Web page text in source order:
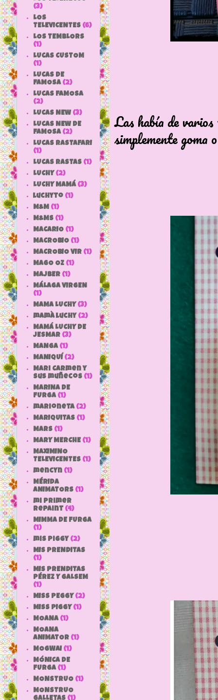
Las había de
simplemente goma
Una
(3)
LOS
TELEVICENTES (6)
LOS TEMBLORS
(1)
LUCAS CUSTOM
(1)
LUCAS DE
FAMOSA (2)
LUCAS FAMOSA
(2)
LUCAS NEW (3)
LUCAS NEW DE
FAMOSA (2)
LUCAS RASTAFARI
(1)
LUCAS RASTAS (1)
LUCHY (2)
LUCHY MAMÁ (3)
luchyto (1)
M&M (1)
M&MS (1)
MACARIO (1)
MACROBIO (1)
MACROBIO VIR (1)
MAGO OZ (1)
MAJBER (1)
MÁLAGA VIRGEN
(1)
MAMA LUCHY (3)
mamà luchy (2)
MAMÁ LUCHY DE
JESMAR (3)
MANGA (1)
MANIQUÍ (2)
Mari Carmen y
sus muñecos (1)
MARINA DE
FURGA (1)
marioneta (2)
MARIQUITAS (1)
MARS (1)
MARY MERCHE (1)
MAXIMINO
TELEVICENTES (1)
mencyn (1)
MÉRIDA
ANIMATORS (1)
mi primer
repaint (4)
MIMMA DE FURGA
(1)
mis piggy (2)
MIS PRENDITAS
(1)
MIS PRENDITAS
PÉREZ Y GALSEM
(1)
MISS PEGGY (2)
MISS PIGGY (1)
MOANA (1)
MOANA
ANIMATOR (1)
MOGWAI (1)
MÓNICA DE
FURGA (1)
MONSTRUO (1)
MONSTRUO
GALLETAS (1)